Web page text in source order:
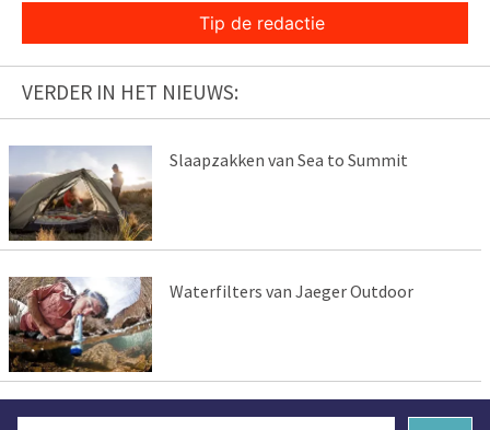
Tip de redactie
VERDER IN HET NIEUWS:
Slaapzakken van Sea to Summit
Waterfilters van Jaeger Outdoor